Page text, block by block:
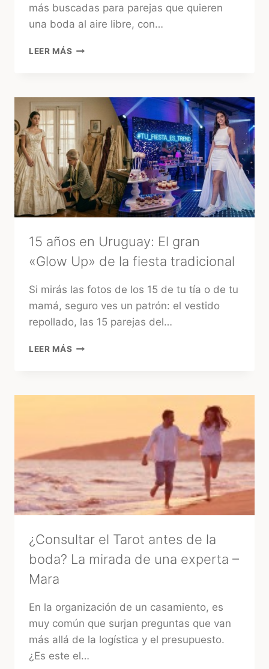
más buscadas para parejas que quieren
una boda al aire libre, con…
LEER MÁS CHACRAS
URUGUAY:
CÓMO
ELEGIR
LA
MEJOR
OPCIÓN
15 años en Uruguay: El gran
«Glow Up» de la fiesta tradicional
Si mirás las fotos de los 15 de tu tía o de tu
mamá, seguro ves un patrón: el vestido
repollado, las 15 parejas del…
LEER MÁS 15
EL
DE
LA
TRADICIONAL
¿Consultar el Tarot antes de la
boda? La mirada de una experta –
Mara
En la organización de un casamiento, es
muy común que surjan preguntas que van
más allá de la logística y el presupuesto.
¿Es este el…